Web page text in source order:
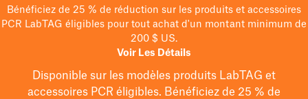
Bénéficiez de 25 % de réduction sur les produits et accessoires
PCR LabTAG éligibles pour tout achat d'un montant minimum de
200 $ US.
Voir Les Détails
Disponible sur les modèles produits LabTAG et
accessoires PCR éligibles. Bénéficiez de 25 % de